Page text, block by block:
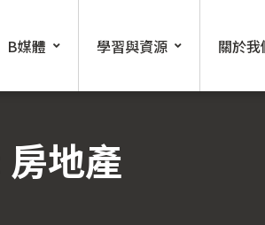
B媒體 學習與資源 關於我
房地產